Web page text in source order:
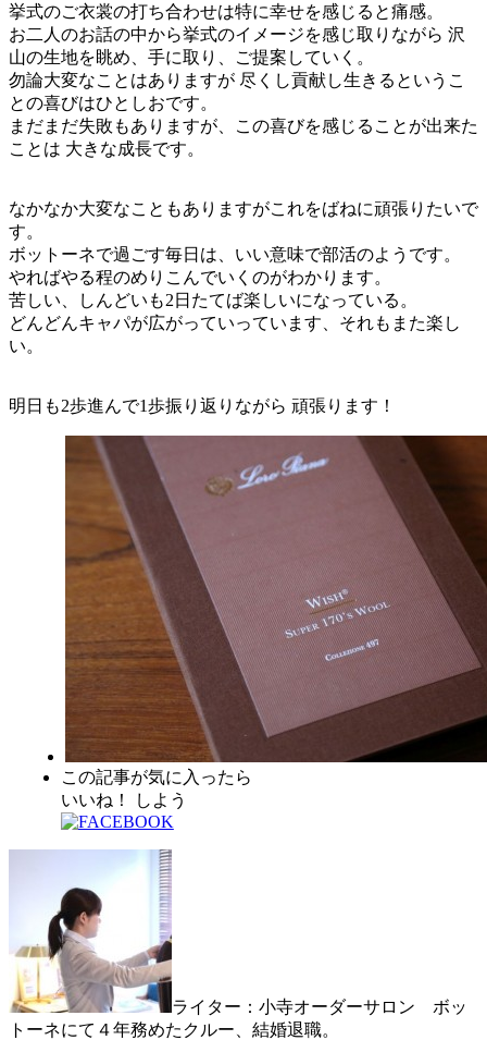
挙式のご衣裳の打ち合わせは特に幸せを感じると痛感。
お二人のお話の中から挙式のイメージを感じ取りながら 沢
山の生地を眺め、手に取り、ご提案していく。
勿論大変なことはありますが 尽くし貢献し生きるというこ
との喜びはひとしおです。
まだまだ失敗もありますが、この喜びを感じることが出来た
ことは 大きな成長です。
なかなか大変なこともありますがこれをばねに頑張りたいで
す。
ボットーネで過ごす毎日は、いい意味で部活のようです。
やればやる程のめりこんでいくのがわかります。
苦しい、しんどいも2日たてば楽しいになっている。
どんどんキャパが広がっていっています、それもまた楽し
い。
明日も2歩進んで1歩振り返りながら 頑張ります！
この記事が気に入ったら
いいね！ しよう
ライター：小寺オーダーサロン ボッ
トーネにて４年務めたクルー、結婚退職。